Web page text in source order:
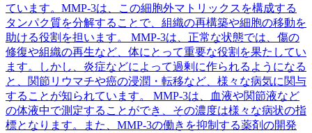
ています。MMP-3は、この細胞外マトリックスを構成する
タンパク質を分解することで、組織の再構築や細胞の移動を
助ける役割を担います。 MMP-3は、正常な状態では、傷の
修復や組織の再生など、体にとって重要な役割を果たしてい
ます。しかし、炎症などによって過剰に作られるようになる
と、関節リウマチや癌の浸潤・転移など、様々な病気に関与
することが知られています。 MMP-3は、血液や関節液など
の体液中で測定することができ、その濃度は様々な病状の指
標となります。また、MMP-3の働きを抑制する薬剤の開発